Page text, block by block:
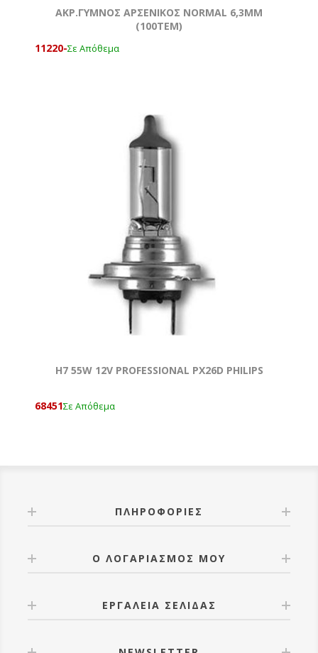
ΑΚΡ.ΓΥΜΝΟΣ ΑΡΣΕΝΙΚΟΣ NORMAL 6,3ΜΜ
(100ΤΕΜ)
11220-Σε Απόθεμα
H7 55W 12V PROFESSIONAL ΡX26D PHILIPS
68451Σε Απόθεμα
ΠΛΗΡΟΦΟΡΊΕΣ
Ο ΛΟΓΑΡΙΑΣΜΌΣ ΜΟΥ
ΕΡΓΑΛΕΊΑ ΣΕΛΊΔΑΣ